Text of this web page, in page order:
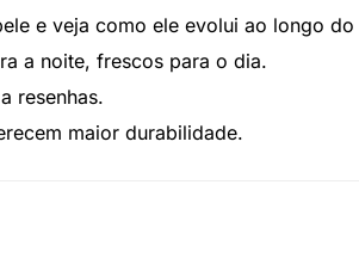
e veja como ele evolui ao longo do
a noite, frescos para o dia.
resenhas.
maior durabilidade.